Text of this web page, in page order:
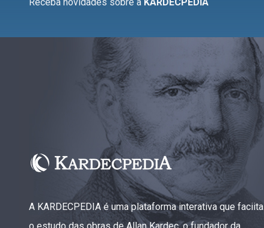
A KARDECPEDIA é uma plataforma interativa que faciita